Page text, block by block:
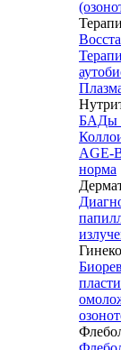
БАДы
AGE-
норма